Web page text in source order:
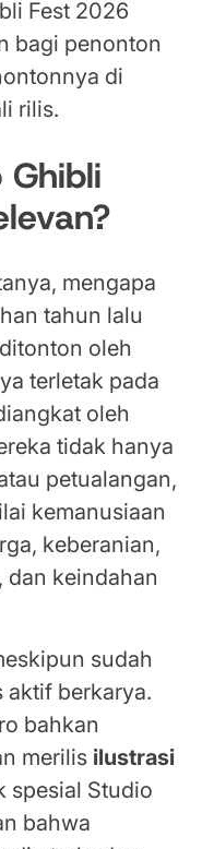
Fest 2026
bagi penonton
di
rilis.
mengapa
tahun lalu
oleh
terletak pada
oleh
tidak hanya
petualangan,
kemanusiaan
keberanian,
keindahan
sudah
aktif berkarya.
bahkan
merilis ilustrasi
spesial Studio
bahwa